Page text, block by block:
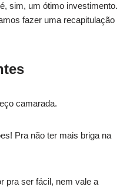
é, sim, um ótimo investimento.
fazer uma recapitulação
camarada.
Pra não ter mais briga na
pra ser fácil, nem vale a